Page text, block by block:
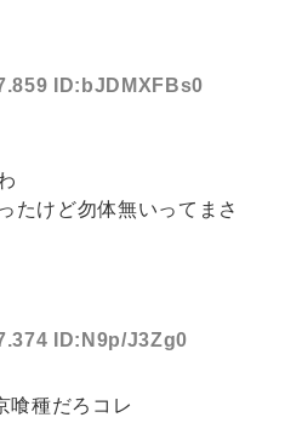
ID:bJDMXFBs0
たけど勿体無いってまさ
ID:N9p/J3Zg0
喰種だろコレ